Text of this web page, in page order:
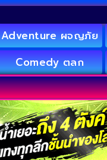
Adventure ผจญภัย
Comedy ตลก